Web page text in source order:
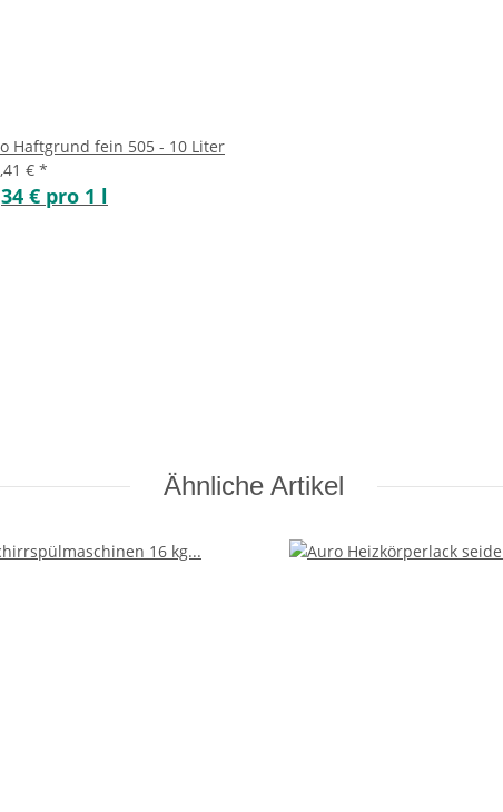
Haftgrund fein 505 - 10 Liter
€ *
€ pro 1 l
Ähnliche Artikel